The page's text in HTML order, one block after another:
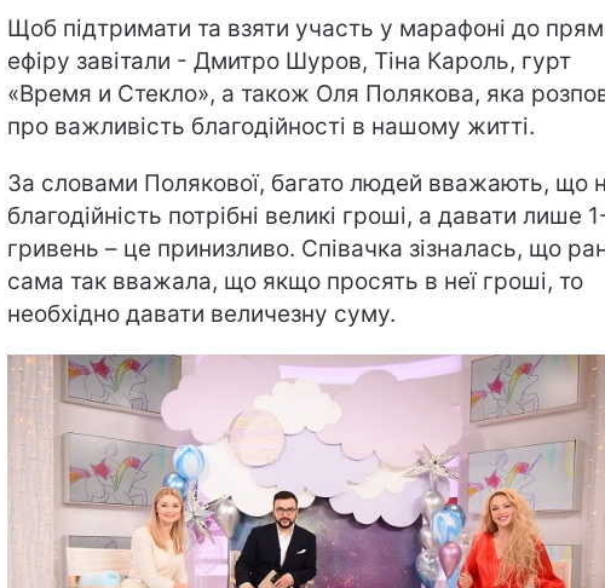
Щоб підтримати та взяти участь у марафоні до
ефіру завітали - Дмитро Шуров, Тіна Кароль, гурт
«Время и Стекло», а також Оля Полякова, яка
про важливість благодійності в нашому житті.
За словами Полякової, багато людей вважають, що
благодійність потрібні великі гроші, а давати лише
гривень – це принизливо. Співачка зізналась, що
сама так вважала, що якщо просять в неї гроші, то
необхідно давати величезну суму.